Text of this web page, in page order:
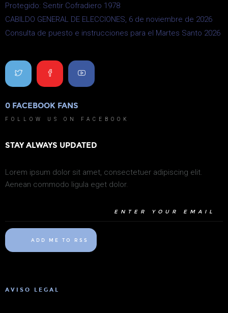
Protegido: Sentir Cofradiero 1978
CABILDO GENERAL DE ELECCIONES, 6 de noviembre de 2026
Consulta de puesto e instrucciones para el Martes Santo 2026
0 FACEBOOK FANS
FOLLOW US ON FACEBOOK
STAY ALWAYS UPDATED
Lorem ipsum dolor sit amet, consectetuer adipiscing elit.
Aenean commodo ligula eget dolor.
ADD ME TO RSS
AVISO LEGAL